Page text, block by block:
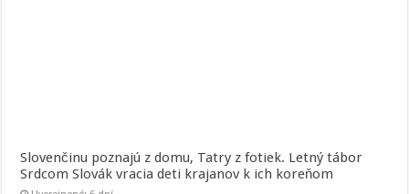
Slovenčinu poznajú z domu, Tatry z fotiek. Letný tábor
Srdcom Slovák vracia deti krajanov k ich koreňom